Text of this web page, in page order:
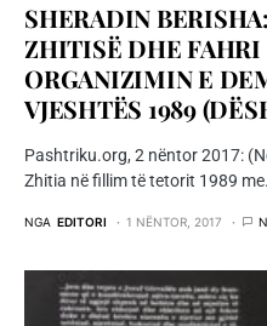
SHERADIN
ZHITISË DHE FAHRI
ORGANIZIMIN E
VJESHTËS 1989
Pashtriku.org, 2 nëntor 2017:
Zhitia në fillim të tetorit 1989
NGA EDITORI 1 NËNTOR, 2017